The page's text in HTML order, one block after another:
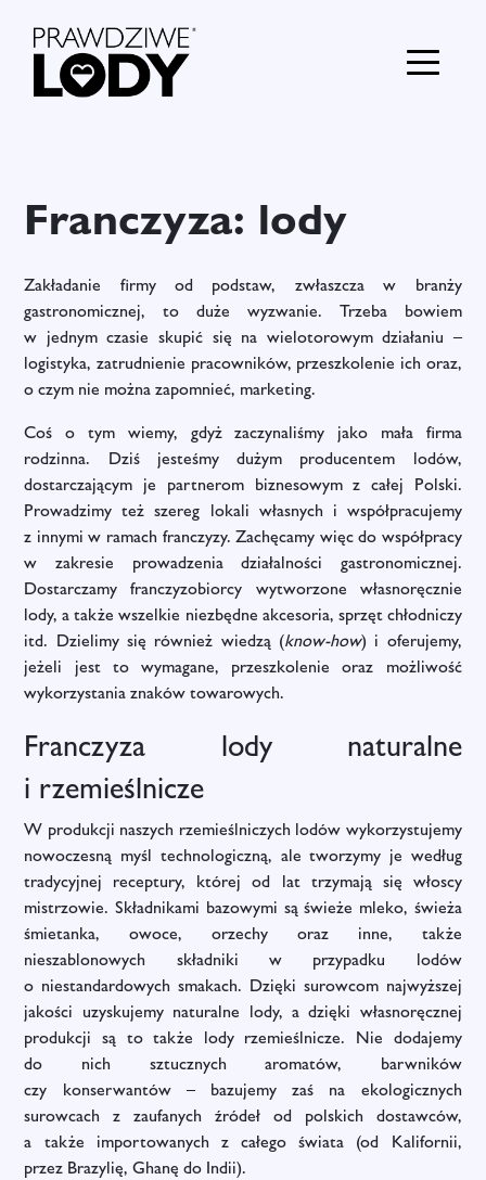
Franczyza: lody
Zakładanie firmy od podstaw, zwłaszcza w branży
gastronomicznej, to duże wyzwanie. Trzeba bowiem
w jednym czasie skupić się na wielotorowym działaniu –
logistyka, zatrudnienie pracowników, przeszkolenie ich oraz,
o czym nie można zapomnieć, marketing.
Coś o tym wiemy, gdyż zaczynaliśmy jako mała firma
rodzinna. Dziś jesteśmy dużym producentem lodów,
dostarczającym je partnerom biznesowym z całej Polski.
Prowadzimy też szereg lokali własnych i współpracujemy
z innymi w ramach franczyzy. Zachęcamy więc do współpracy
w zakresie prowadzenia działalności gastronomicznej.
Dostarczamy franczyzobiorcy wytworzone własnoręcznie
lody, a także wszelkie niezbędne akcesoria, sprzęt chłodniczy
itd. Dzielimy się również wiedzą (know-how) i oferujemy,
jeżeli jest to wymagane, przeszkolenie oraz możliwość
wykorzystania znaków towarowych.
Franczyza lody naturalne
i rzemieślnicze
W produkcji naszych rzemieślniczych lodów wykorzystujemy
nowoczesną myśl technologiczną, ale tworzymy je według
tradycyjnej receptury, której od lat trzymają się włoscy
mistrzowie. Składnikami bazowymi są świeże mleko, świeża
śmietanka, owoce, orzechy oraz inne, także
nieszablonowych składniki w przypadku lodów
o niestandardowych smakach. Dzięki surowcom najwyższej
jakości uzyskujemy naturalne lody, a dzięki własnoręcznej
produkcji są to także lody rzemieślnicze. Nie dodajemy
do nich sztucznych aromatów, barwników
czy konserwantów – bazujemy zaś na ekologicznych
surowcach z zaufanych źródeł od polskich dostawców,
a także importowanych z całego świata (od Kalifornii,
przez Brazylię, Ghanę do Indii).